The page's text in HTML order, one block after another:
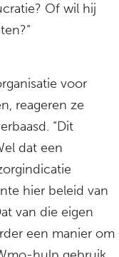
Of wil hij
voor
reageren ze
“Dit
dat een
hier beleid van
van die eigen
een manier om